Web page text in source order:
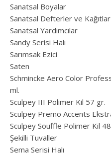
Sanatsal Boyalar
Sanatsal Defterler ve Kağıtlar
Sanatsal Yardımcılar
Sandy Serisi Halı
Sarımsak Ezici
Saten
Schmincke Aero Color
ml.
Sculpey III Polimer Kil 57 gr.
Sculpey Premo Accents
Sculpey Souffle Polimer Kil
Şekilli Tuvaller
Sema Serisi Halı